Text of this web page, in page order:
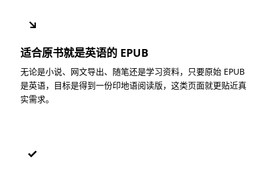
↘
适合原书就是英语的 EPUB
无论是小说、网文导出、随笔还是学习资料，只要原始 EPUB
是英语，目标是得到一份印地语阅读版，这类页面就更贴近真
实需求。
✓